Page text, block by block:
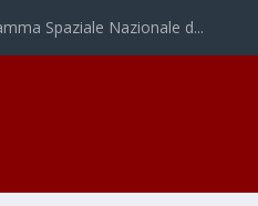
Spaziale Nazionale d...